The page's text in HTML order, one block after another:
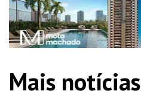
Mais notícias